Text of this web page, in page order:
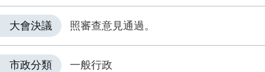
大會決議 照審查意見通過。
市政分類 一般行政